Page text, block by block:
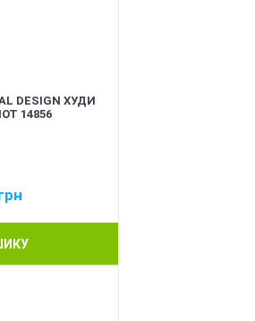
DESIGN ХУДИ
14856